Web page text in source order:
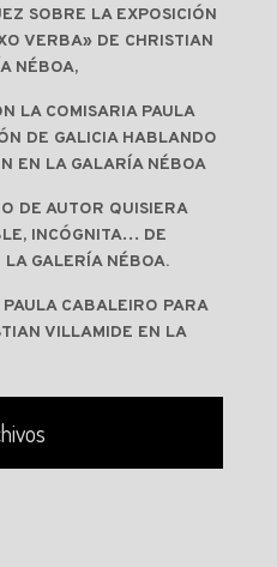
SOBRE LA EXPOSICIÓN
VERBA» DE CHRISTIAN
NÉBOA,
LA COMISARIA PAULA
DE GALICIA HABLANDO
EN LA GALARÍA NÉBOA
DE AUTOR QUISIERA
INCÓGNITA… DE
GALERÍA NÉBOA.
CABALEIRO PARA
VILLAMIDE EN LA